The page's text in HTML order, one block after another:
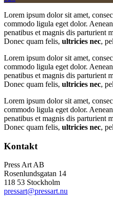
Lorem ipsum dolor sit amet,
commodo ligula eget dolor.
penatibus et magnis dis parturient
Donec quam felis, ultricies nec,
Lorem ipsum dolor sit amet,
commodo ligula eget dolor.
penatibus et magnis dis parturient
Donec quam felis, ultricies nec,
Lorem ipsum dolor sit amet,
commodo ligula eget dolor.
penatibus et magnis dis parturient
Donec quam felis, ultricies nec,
Kontakt
Press Art AB
Rosenlundsgatan 14
118 53 Stockholm
pressart@pressart.nu